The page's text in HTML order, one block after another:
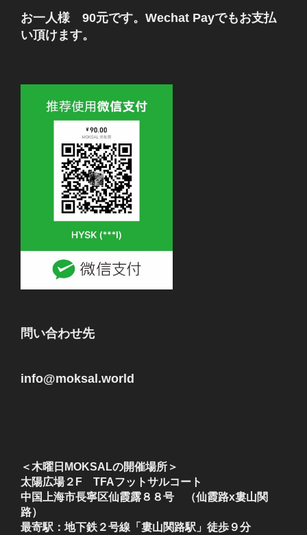
お一人様 90元です。Wechat Payでもお支払
い頂けます。
問い合わせ先
info@moksal.world
＜木曜日MOKSALの開催場所＞
太陽広場２F TFAフットサルコート
中国上海市長寧区仙霞露８８号 （仙霞路x婁山関
路）
最寄駅：地下鉄２号線「婁山関路駅」徒歩９分